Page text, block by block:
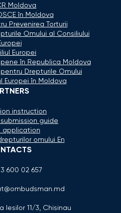
Moldova
în Moldova
Prevenirea Torturii
Omului al Consiliului
Europei
în Republica Moldova
Drepturile Omului
Europei în Moldova
instruction
guide
application
omului En
600 02 657
Iesilor 11/3, Chisinau